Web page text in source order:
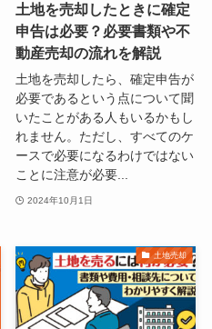
土地を売却したときに確定
申告は必要？必要書類や不
動産売却の流れを解説
土地を売却したら、確定申告が
必要であるという点について聞
いたことがある人もいるかもし
れません。ただし、すべてのケ
ースで必要になるわけではない
ことに注意が必要...
2024年10月1日
土地売却